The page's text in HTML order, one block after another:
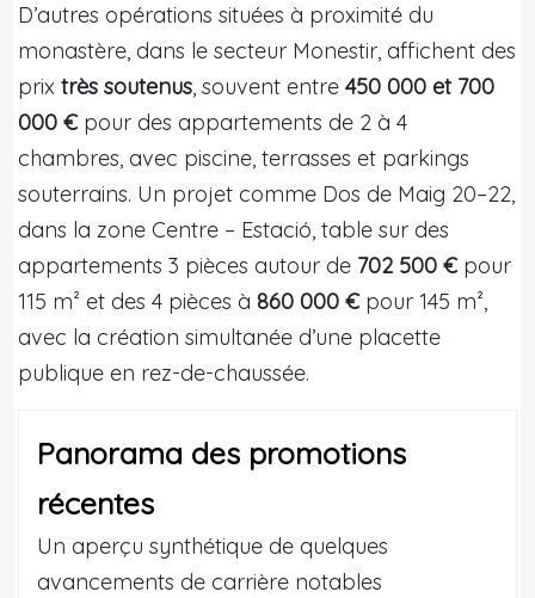
D’autres opérations situées à proximité du
monastère, dans le secteur Monestir, affichent des
prix très soutenus, souvent entre 450 000 et 700
000 €pour des appartements de 2 à 4
chambres, avec piscine, terrasses et parkings
souterrains. Un projet comme Dos de Maig 20–22,
dans la zone Centre – Estació, table sur des
appartements 3 pièces autour de 702 500 €pour
115 m² et des 4 pièces à 860 000 €pour 145 m²,
avec la création simultanée d’une placette
publique en rez-de-chaussée.
Panorama des promotions
récentes
Un aperçu synthétique de quelques
avancements de carrière notables